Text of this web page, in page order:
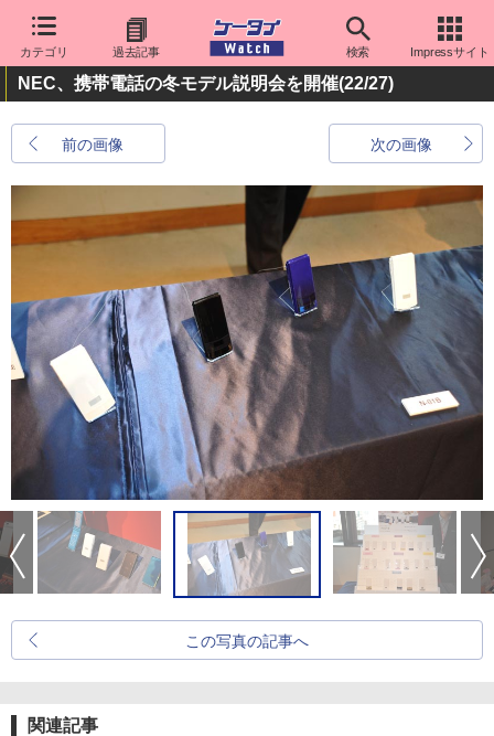
カテゴリ 過去記事 検索 Impressサイト
NEC、携帯電話の冬モデル説明会を開催(22/27)
前の画像 次の画像
この写真の記事へ
関連記事